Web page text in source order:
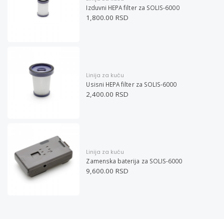
Izduvni HEPA filter za SOLIS-6000
1,800.00 RSD
Linija za kuću
Usisni HEPA filter za SOLIS-6000
2,400.00 RSD
Linija za kuću
Zamenska baterija za SOLIS-6000
9,600.00 RSD